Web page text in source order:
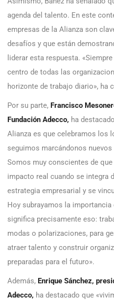
agenda del talento. En este
empresas de la Alianza son
desafíos y que están
liderar esta respuesta.
centro de todas las
horizonte de trabajo diario», ha
Por su parte, Francisco
Fundación Adecco, ha
Alianza es que celebramos los
seguimos marcándonos
Somos muy conscientes de
impacto real cuando se integra
estrategia empresarial y se
Hoy subrayamos la importancia
significa precisamente eso:
modas o polarizaciones, para
atraer talento y construir
preparadas para el futuro».
Además, Enrique Sánchez,
Adecco, ha destacado que